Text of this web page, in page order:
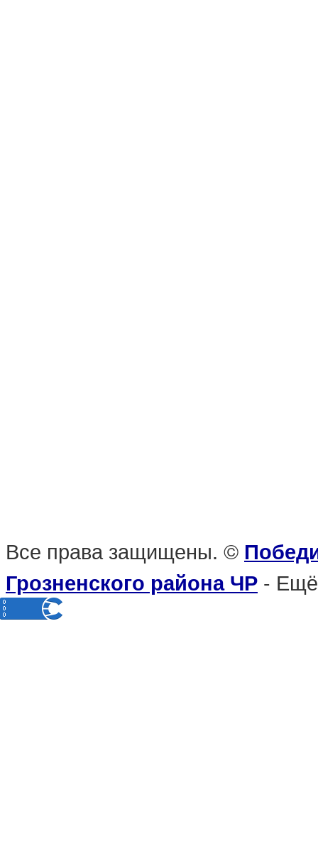
Все права защищены. ©
Грозненского района ЧР -